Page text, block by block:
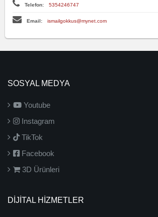
Telefon: 5354246747
Email: ismailgokkus@mynet.com
SOSYAL MEDYA
Youtube
Instagram
TikTok
Facebook
3D Ürünleri
DİJİTAL HİZMETLER